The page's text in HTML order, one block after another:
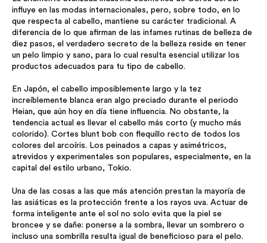
influye en las modas internacionales, pero, sobre todo, en lo
que respecta al cabello, mantiene su carácter tradicional. A
diferencia de lo que afirman de las infames rutinas de belleza de
diez pasos, el verdadero secreto de la belleza reside en tener
un pelo limpio y sano, para lo cual resulta esencial utilizar los
productos adecuados para tu tipo de cabello.
En Japón, el cabello imposiblemente largo y la tez
increíblemente blanca eran algo preciado durante el periodo
Heian, que aún hoy en día tiene influencia. No obstante, la
tendencia actual es llevar el cabello más corto (y mucho más
colorido). Cortes blunt bob con flequillo recto de todos los
colores del arcoíris. Los peinados a capas y asimétricos,
atrevidos y experimentales son populares, especialmente, en la
capital del estilo urbano, Tokio.
Una de las cosas a las que más atención prestan la mayoría de
las asiáticas es la protección frente a los rayos uva. Actuar de
forma inteligente ante el sol no solo evita que la piel se
broncee y se dañe: ponerse a la sombra, llevar un sombrero o
incluso una sombrilla resulta igual de beneficioso para el pelo.